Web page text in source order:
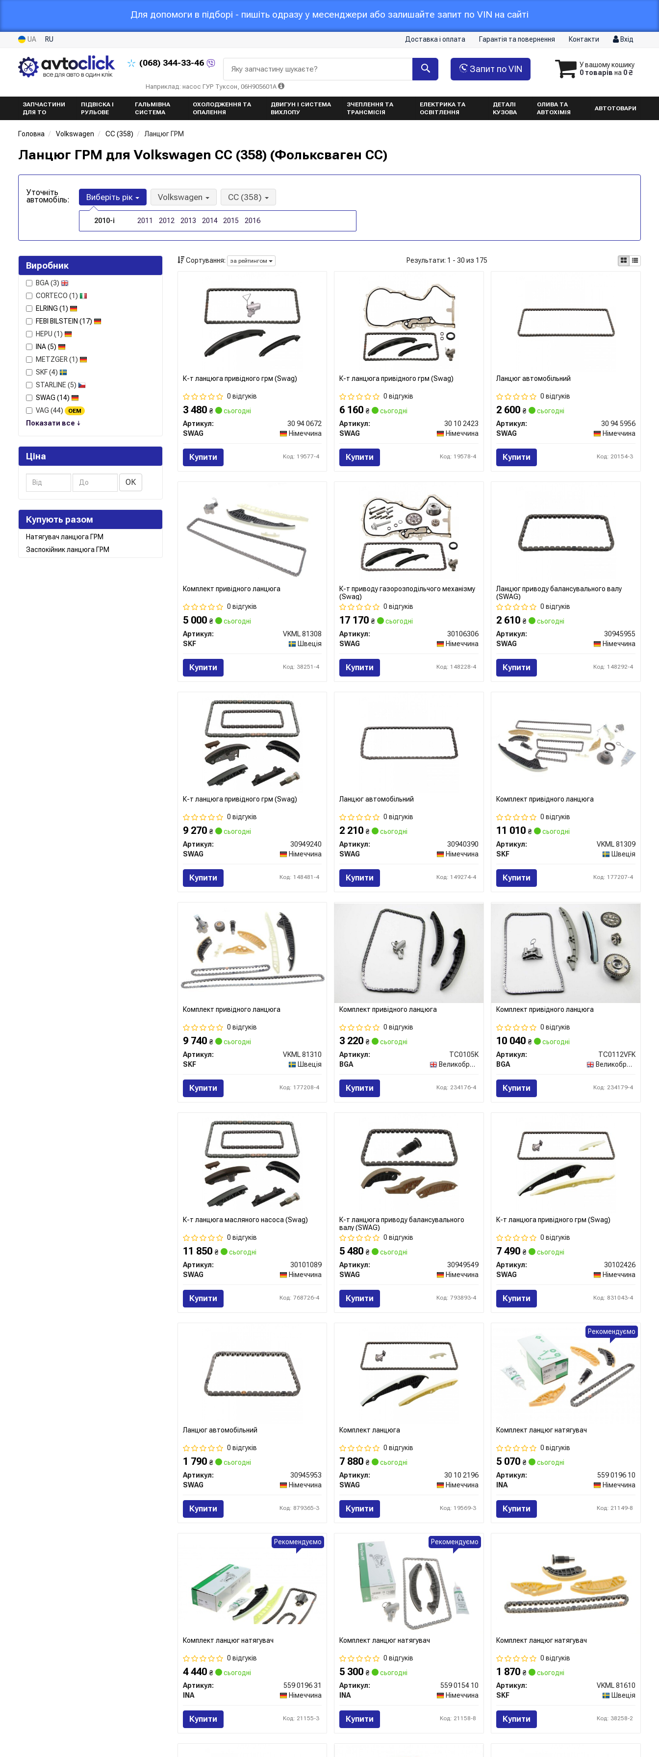
Для допомоги в підборі - пишіть одразу у месенджери або залишайте запит по VIN на сайті
UA RU Доставка і оплата Гарантія та повернення Контакти Вхід
(068) 344-33-46
У вашому кошику
0 товарів на 0 ₴
Запит по VIN
Яку запчастину шукаєте?
Наприклад: насос ГУР Туксон, 06H905601A
ЗАПЧАСТИНИ
ДЛЯ ТО
ПІДВІСКА І
РУЛЬОВЕ
ГАЛЬМІВНА
СИСТЕМА
ОХОЛОДЖЕННЯ ТА
ОПАЛЕННЯ
ДВИГУН І СИСТЕМА
ВИХЛОПУ
ЗЧЕПЛЕННЯ ТА
ТРАНСМІСІЯ
ЕЛЕКТРИКА ТА
ОСВІТЛЕННЯ
ДЕТАЛІ
КУЗОВА
ОЛИВА ТА
АВТОХІМІЯ
АВТОТОВАРИ
Головна Volkswagen CC (358) Ланцюг ГРМ
Ланцюг ГРМ для Volkswagen CC (358) (Фольксваген CC)
Уточніть
автомобіль: Виберіть рік
2010-і 2011 2012 2013 2014 2015 2016
Volkswagen CC (358)
Виробник
BGA(3)
CORTECO (1)
ELRING (1)
FEBI BILSTEIN (17)
HEPU (1)
INA(5)
METZGER (1)
SKF(4)
STARLINE (5)
SWAG (14)
VAG (44) OEM
Показати все ↓
Ціна
ОК
Купують разом
Натягувач ланцюга ГРМ
Заспокійник ланцюга ГРМ
Сортування: за рейтингом Результати: 1 - 30 из 175
К-т ланцюга привідного грм (Swag)
0 відгуків
3 480 ₴
сьогодні
Артикул:
30 94 0672
SWAG
Німеччина
Купити Код: 19577-4
К-т ланцюга привідного грм (Swag)
0 відгуків
6 160₴
сьогодні
Артикул:
30 10 2423
SWAG
Німеччина
Купити Код: 19578-4
Ланцюг автомобільний
0 відгуків
2 600₴
сьогодні
Артикул:
30 94 5956
SWAG
Німеччина
Купити Код: 20154-3
Комплект привідного ланцюга
0 відгуків
5 000 ₴
сьогодні
Артикул:
VKML 81308
SKF
Швеція
Купити Код: 38251-4
К-т приводу газорозподільчого механізму
(Swag)
0 відгуків
17 170₴
сьогодні
Артикул:
30106306
SWAG
Німеччина
Купити Код: 148228-4
Ланцюг приводу балансувального валу
(SWAG)
0 відгуків
2 610₴
сьогодні
Артикул:
30945955
SWAG
Німеччина
Купити Код: 148292-4
К-т ланцюга привідного грм (Swag)
0 відгуків
9 270 ₴
сьогодні
Артикул:
30949240
SWAG
Німеччина
Купити Код: 148481-4
Ланцюг автомобільний
0 відгуків
2 210₴
сьогодні
Артикул:
30940390
SWAG
Німеччина
Купити Код: 149274-4
Комплект привідного ланцюга
0 відгуків
11 010₴
сьогодні
Артикул:
VKML 81309
SKF
Швеція
Купити Код: 177207-4
Комплект привідного ланцюга
0 відгуків
9 740 ₴
сьогодні
Артикул:
VKML 81310
SKF
Швеція
Купити Код: 177208-4
Комплект привідного ланцюга
0 відгуків
3 220₴
сьогодні
Артикул:
TC0105K
BGA
Великобританія
Купити Код: 234176-4
Комплект привідного ланцюга
0 відгуків
10 040₴
сьогодні
Артикул:
TC0112VFK
BGA
Великобританія
Купити Код: 234179-4
К-т ланцюга масляного насоса (Swag)
0 відгуків
11 850 ₴
сьогодні
Артикул:
30101089
SWAG
Німеччина
Купити Код: 768726-4
К-т ланцюга приводу балансувального
валу (SWAG)
0 відгуків
5 480₴
сьогодні
Артикул:
30949549
SWAG
Німеччина
Купити Код: 793893-4
К-т ланцюга привідного грм (Swag)
0 відгуків
7 490₴
сьогодні
Артикул:
30102426
SWAG
Німеччина
Купити Код: 831043-4
Ланцюг автомобільний
0 відгуків
1 790 ₴
сьогодні
Артикул:
30945953
SWAG
Німеччина
Купити Код: 879365-3
Комплект ланцюга
0 відгуків
7 880₴
сьогодні
Артикул:
30 10 2196
SWAG
Німеччина
Купити Код: 19569-3
Комплект ланцюг натягувач
0 відгуків
5 070₴
сьогодні
Артикул:
559 0196 10
INA
Німеччина
Купити Код: 21149-8
Рекомендуємо
Комплект ланцюг натягувач
0 відгуків
4 440 ₴
сьогодні
Артикул:
559 0196 31
INA
Німеччина
Купити Код: 21155-3
Рекомендуємо
Комплект ланцюг натягувач
0 відгуків
5 300₴
сьогодні
Артикул:
559 0154 10
INA
Німеччина
Купити Код: 21158-8
Рекомендуємо
Комплект ланцюг натягувач
0 відгуків
1 870₴
сьогодні
Артикул:
VKML 81610
SKF
Швеція
Купити Код: 38258-2